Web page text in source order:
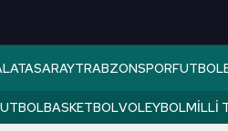
TRABZONSPORFUTBOL
BASKETBOLVOLEYBOLMILLI